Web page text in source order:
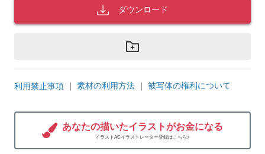
ダウンロード
利用禁止事項 ｜ 素材の利用方法 ｜ 被写体の権利について
あなたの描いたイラストがお金になる
イラストACイラストレーター登録はこちら>